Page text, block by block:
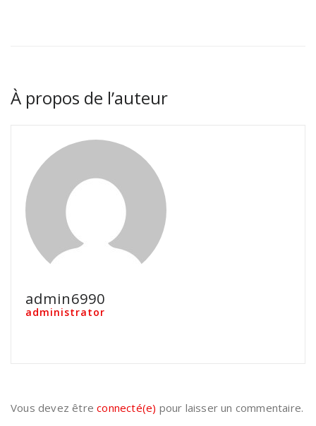
À propos de l’auteur
admin6990
administrator
Vous devez êtreconnecté(e) pour laisser un commentaire.